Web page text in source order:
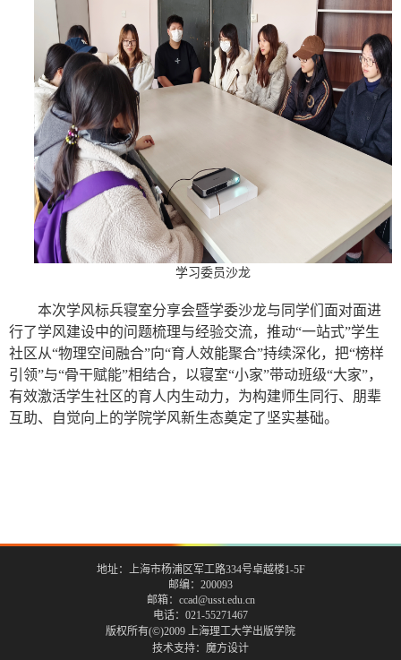
学习委员沙龙
本次学风标兵寝室分享会暨学委沙龙与同学们面对面进
行了学风建设中的问题梳理与经验交流，推动“一站式”学生
社区从“物理空间融合”向“育人效能聚合”持续深化，把“榜样
引领”与“骨干赋能”相结合，以寝室“小家”带动班级“大家”，
有效激活学生社区的育人内生动力，为构建师生同行、朋辈
互助、自觉向上的学院学风新生态奠定了坚实基础。
地址：上海市杨浦区军工路334号卓越楼1-5F
邮编：200093
邮箱：ccad@usst.edu.cn
电话：021-55271467
版权所有(©)2009 上海理工大学出版学院
技术支持： 魔方设计